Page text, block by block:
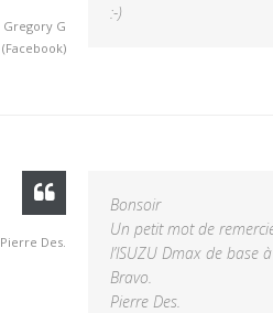
Gregory G
(Facebook)
:-)
Pierre Des.
Bonsoir
Un petit mot de
l’ISUZU Dmax de base
Bravo.
Pierre Des.